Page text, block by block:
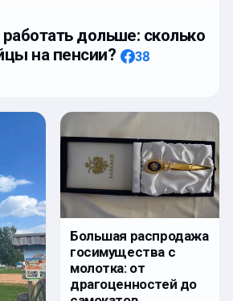
дольше: сколько
на пенсии?
38
Большая распродажа
госимущества с
молотка: от
драгоценностей до